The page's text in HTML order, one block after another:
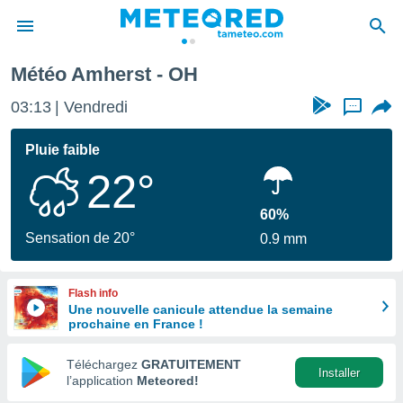
de
par
en
Météo Amherst - OH
03:13 Vendredi ...
Pluie faible
22°
Sensation de 20°
60%
0.9 mm
Flash info
Une nouvelle canicule attendue la semaine
prochaine en France !
Téléchargez GRATUITEMENT
l’application Meteored!
Installer